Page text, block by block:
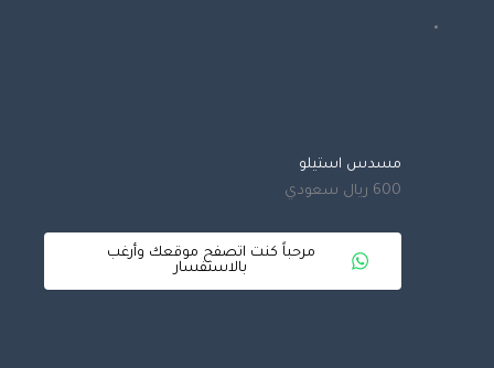
مسدس استيلو
600 ريال سعودي
مرحباً كنت اتصفح موقعك وأرغب
بالاستفسار